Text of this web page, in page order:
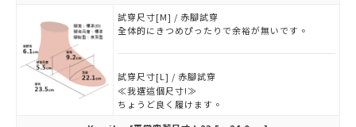
試穿尺寸[M] / 赤腳試穿
全体的にきつめぴったりで余裕が無いです。
試穿尺寸[L] / 赤腳試穿
≪我選這個尺寸!≫
ちょうど良く履けます。